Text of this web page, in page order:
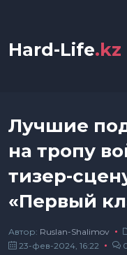
Hard-Life.kz
Лучшие
на тропу
тизер-
«Первый
Автор: Ruslan-Shalimov
23-фев-2024, 16:22